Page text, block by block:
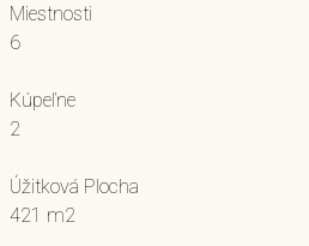
Miestnosti
6
Kúpeľne
2
Úžitková Plocha
421 m2